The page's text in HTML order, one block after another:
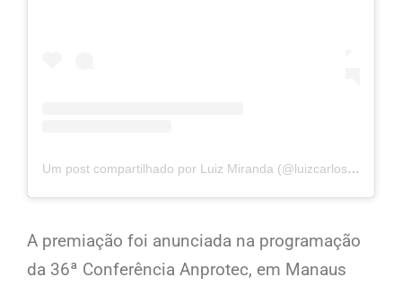
Um post compartilhado por Luiz Miranda (@luizcarlosmirandajunior1978)
A premiação foi anunciada na programação
da 36ª Conferência Anprotec, em Manaus